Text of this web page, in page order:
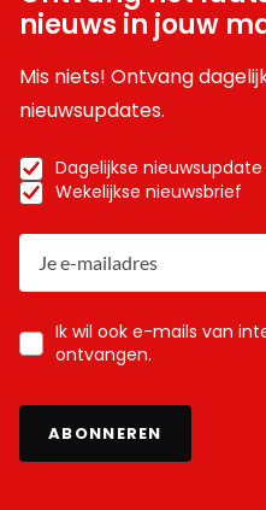
nieuws in jouw
Mis niets! Ontvang
nieuwsupdates.
Dagelijkse nieuwsupdate
Wekelijkse nieuwsbrief
Ik wil ook e-mails van
ontvangen.
ABONNEREN